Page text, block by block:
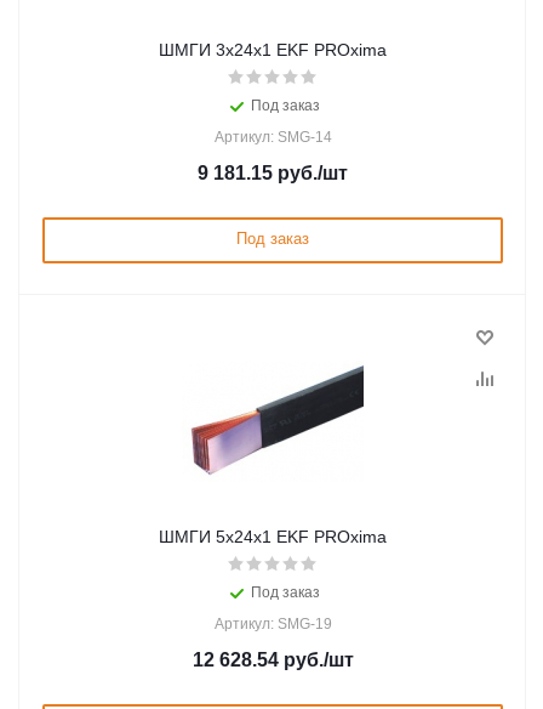
ШМГИ 3x24x1 EKF PROxima
Под заказ
Артикул: SMG-14
9 181.15 руб./шт
Под заказ
ШМГИ 5x24x1 EKF PROxima
Под заказ
Артикул: SMG-19
12 628.54руб./шт